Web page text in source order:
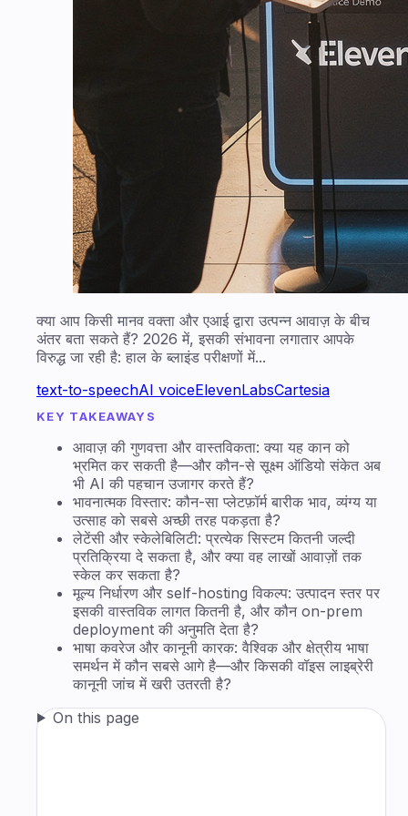
क्या आप किसी मानव वक्ता और एआई द्वारा उत्पन्न आवाज़ के बीच
अंतर बता सकते हैं? 2026 में, इसकी संभावना लगातार आपके
विरुद्ध जा रही है: हाल के ब्लाइंड परीक्षणों में...
text-to-speechAI voiceElevenLabsCartesia
KEY TAKEAWAYS
आवाज़ की गुणवत्ता और वास्तविकता: क्या यह कान को
भ्रमित कर सकती है—और कौन-से सूक्ष्म ऑडियो संकेत अब
भी AI की पहचान उजागर करते हैं?
भावनात्मक विस्तार: कौन-सा प्लेटफ़ॉर्म बारीक भाव, व्यंग्य या
उत्साह को सबसे अच्छी तरह पकड़ता है?
लेटेंसी और स्केलेबिलिटी: प्रत्येक सिस्टम कितनी जल्दी
प्रतिक्रिया दे सकता है, और क्या वह लाखों आवाज़ों तक
स्केल कर सकता है?
मूल्य निर्धारण और self-hosting विकल्प: उत्पादन स्तर पर
इसकी वास्तविक लागत कितनी है, और कौन on-prem
deployment की अनुमति देता है?
भाषा कवरेज और कानूनी कारक: वैश्विक और क्षेत्रीय भाषा
समर्थन में कौन सबसे आगे है—और किसकी वॉइस लाइब्रेरी
कानूनी जांच में खरी उतरती है?
On this page